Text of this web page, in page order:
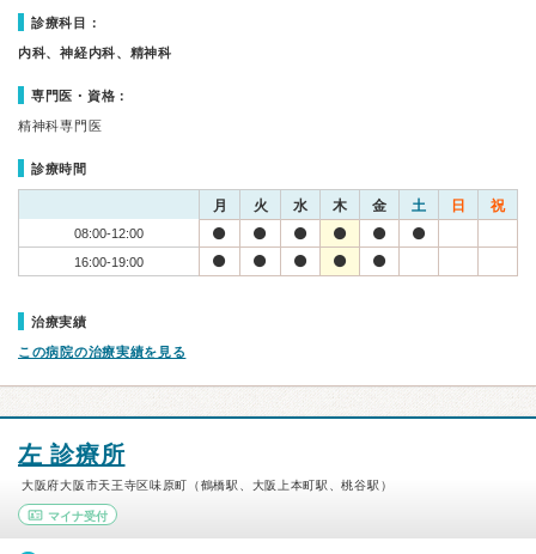
診療科目：
内科、神経内科、精神科
専門医・資格：
精神科専門医
診療時間
月 火 水 木 金 土 日 祝
08:00-12:00
16:00-19:00
治療実績
この病院の治療実績を見る
左 診療所
大阪府大阪市天王寺区味原町（鶴橋駅、大阪上本町駅、桃谷駅）
マイナ受付